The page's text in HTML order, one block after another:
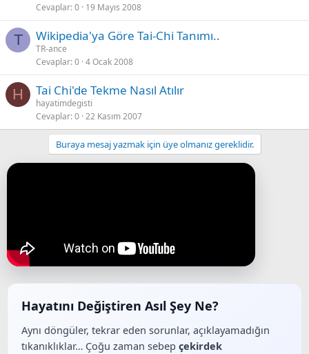
Cevaplar 0 19 Mayıs 2008
T Wikipedia'ya Göre Tai-Chi Tanımı..
TR-ance
Cevaplar 0 4 Ocak 2008
H Tai Chi'de Tekme Nasıl Atılır
hayatimdegisti
Cevaplar 0 22 Kasım 2007
Buraya mesaj yazmak için üye olmanız gereklidir.
Hayatını Değiştiren Asıl Şey Ne?
Aynı döngüler, tekrar eden sorunlar, açıklayamadığın
tıkanıklıklar… Çoğu zaman sebep çekirdek